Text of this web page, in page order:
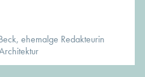
ehemalge Redakteurin